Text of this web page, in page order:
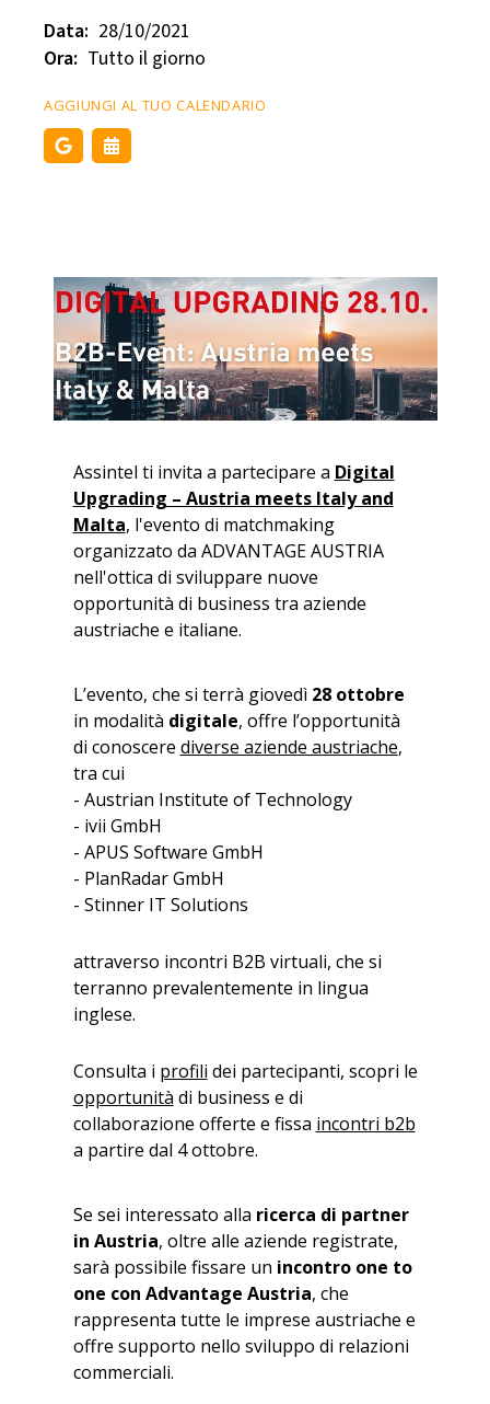
Data: 28/10/2021
Ora: Tutto il giorno
AGGIUNGI AL TUO CALENDARIO
Assintel ti invita a partecipare a Digital
Upgrading – Austria meets Italy and
Malta, l'evento di matchmaking
organizzato da ADVANTAGE AUSTRIA
nell'ottica di sviluppare nuove
opportunità di business tra aziende
austriache e italiane.
L’evento, che si terrà giovedì 28 ottobre
in modalità digitale, offre l’opportunità
di conoscere diverse aziende austriache,
tra cui
- Austrian Institute of Technology
- ivii GmbH
- APUS Software GmbH
- PlanRadar GmbH
- Stinner IT Solutions
attraverso incontri B2B virtuali, che si
terranno prevalentemente in lingua
inglese.
Consulta i profili dei partecipanti, scopri le
opportunità di business e di
collaborazione offerte e fissa incontri b2b
a partire dal 4 ottobre.
Se sei interessato alla ricerca di partner
in Austria, oltre alle aziende registrate,
sarà possibile fissare un incontro one to
one con Advantage Austria, che
rappresenta tutte le imprese austriache e
offre supporto nello sviluppo di relazioni
commerciali.